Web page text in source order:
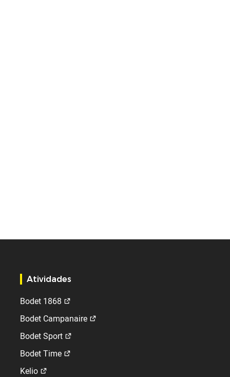
Atividades
Bodet 1868
Bodet Campanaire
Bodet Sport
Bodet Time
Kelio